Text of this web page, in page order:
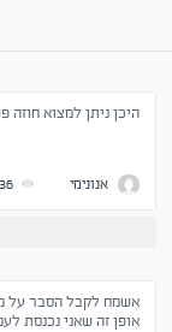
היכן ניתן למצוא
אנונימי
אשמח לקבל הסבר על
אופן זה שאני נכנסת